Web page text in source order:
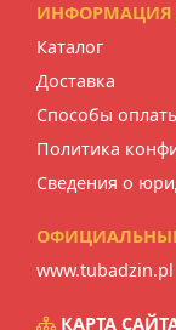
ИНФОРМАЦИЯ
Каталог
Доставка
Способы
Политика
Сведения о
ОФИЦИАЛЬНЫЙ
www.tubadzin.pl
КАРТА